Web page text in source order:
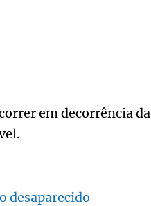
em decorrência da
desaparecido